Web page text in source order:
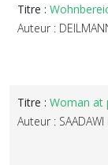
Titre :
Auteur :
Titre : Woman at
Auteur :